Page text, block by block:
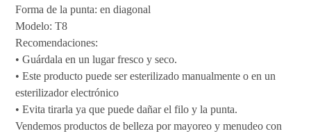
Forma de la punta: en diagonal
Modelo: T8
Recomendaciones:
• Guárdala en un lugar fresco y seco.
• Este producto puede ser esterilizado manualmente o en un
esterilizador electrónico
• Evita tirarla ya que puede dañar el filo y la punta.
Vendemos productos de belleza por mayoreo y menudeo con